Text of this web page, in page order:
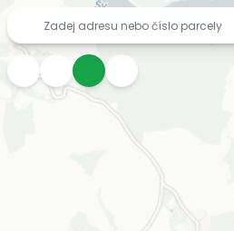
Mapa inženýrských sítí zdarma